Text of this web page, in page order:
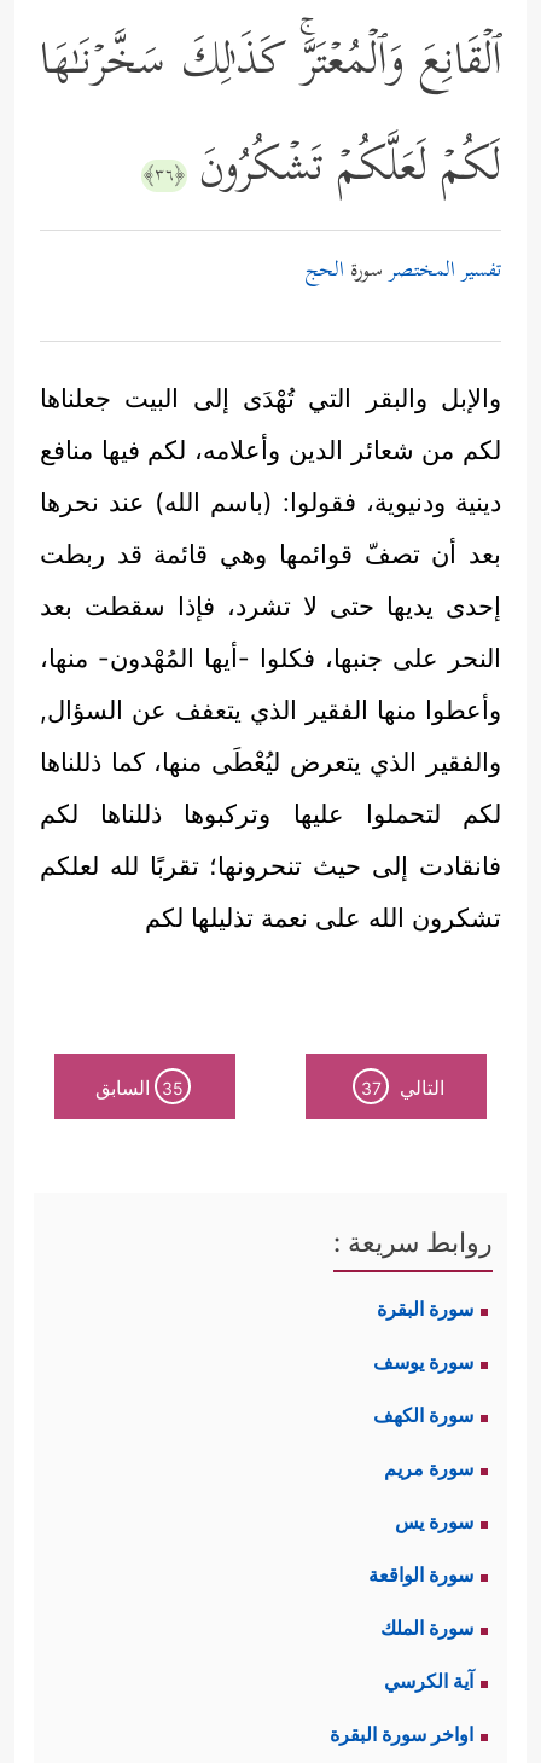
ٱلۡقَانِعَ وَٱلۡمُعۡتَرَّۚ كَذَ ٰ⁠لِكَ سَخَّرۡنَـٰهَا
لَكُمۡ لَعَلَّكُمۡ تَشۡكُرُونَ ﴿٣٦﴾
تفسير المختصرسورة الحج
والإبل والبقر التي تُهْدَى إلى البيت جعلناها
لكم من شعائر الدين وأعلامه، لكم فيها منافع
دينية ودنيوية، فقولوا: (باسم الله) عند نحرها
بعد أن تصفّ قوائمها وهي قائمة قد ربطت
إحدى يديها حتى لا تشرد، فإذا سقطت بعد
النحر على جنبها، فكلوا -أيها المُهْدون- منها،
وأعطوا منها الفقير الذي يتعفف عن السؤال,
والفقير الذي يتعرض ليُعْطَى منها، كما ذللناها
لكم لتحملوا عليها وتركبوها ذللناها لكم
فانقادت إلى حيث تنحرونها؛ تقربًا لله لعلكم
تشكرون الله على نعمة تذليلها لكم
التالي 37
35 السابق
روابط سريعة :
سورة البقرة
سورة يوسف
سورة الكهف
سورة مريم
سورة يس
سورة الواقعة
سورة الملك
آية الكرسي
اواخر سورة البقرة